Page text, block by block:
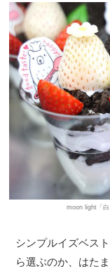
moon light「白
シンプルイズベス
ら選ぶのか、はた